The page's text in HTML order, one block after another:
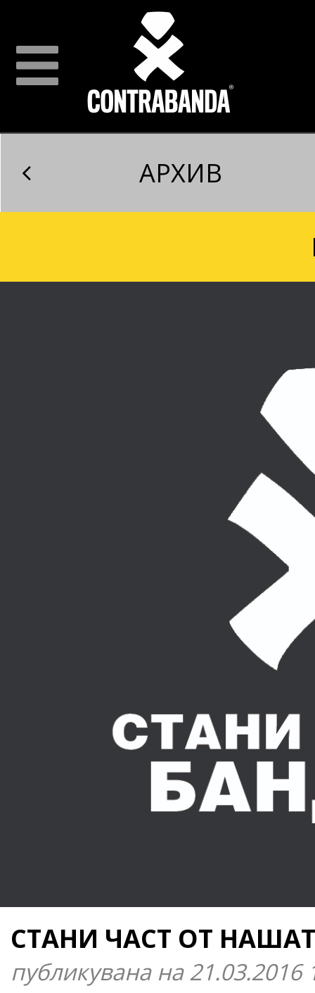
АРХИВ
СТАНИ ЧАСТ ОТ
публикувана на 21.03.2016